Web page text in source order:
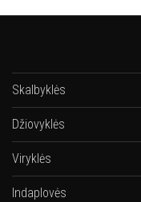
Skalbyklės
Džiovyklės
Viryklės
Indaplovės